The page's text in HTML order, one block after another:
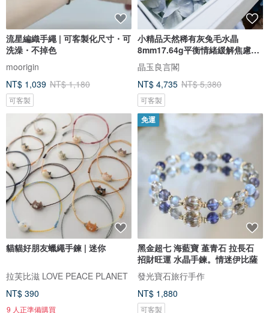
流星編織手繩 | 可客製化尺寸・可
洗澡・不掉色
moorigin
NT$ 1,039 NT$ 1,180
可客製
小精品天然稀有灰兔毛水晶
8mm17.64g平衡情緒緩解焦慮消
除負面
晶玉良言閣
NT$ 4,735 NT$ 5,380
可客製
貓貓好朋友蠟繩手鍊 | 迷你
拉芙比滋 LOVE PEACE PLANET
NT$ 390
9 人正準備購買
免運
黑金超七 海藍寶 堇青石 拉長石
招財旺運 水晶手鍊。情迷伊比薩
發光寶石旅行手作
NT$ 1,880
可客製